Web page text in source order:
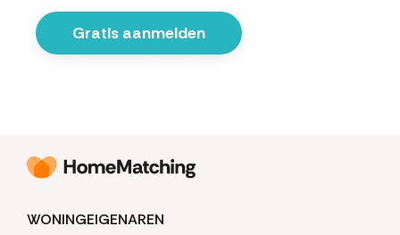
Gratis aanmelden
WONINGEIGENAREN